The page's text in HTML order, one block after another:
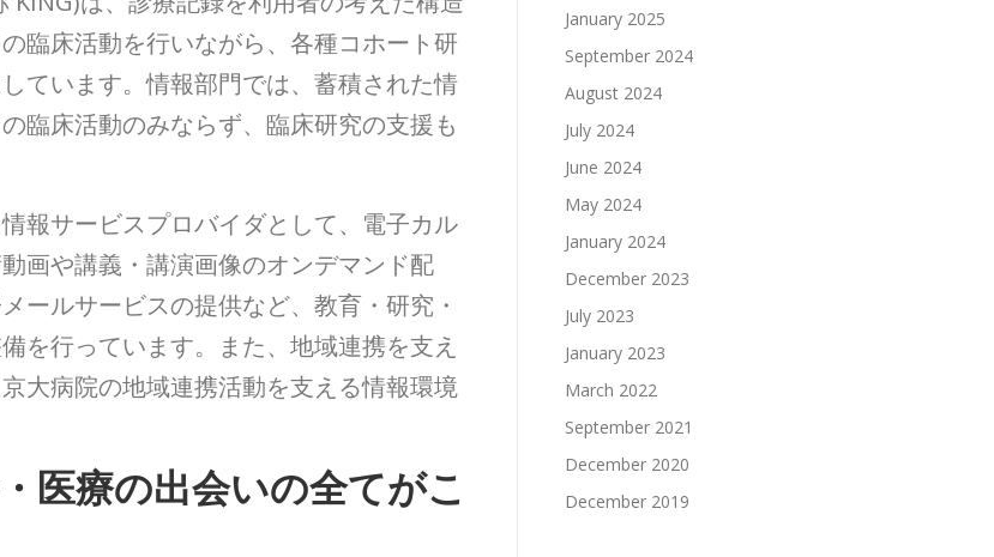
臨床活動を行いながら、各種コホート研
ています。情報部門では、蓄積された情
臨床活動のみならず、臨床研究の支援も
報サービスプロバイダとして、電子カル
画や講義・講演画像のオンデマンド配
ールサービスの提供など、教育・研究・
を行っています。また、地域連携を支え
大病院の地域連携活動を支える情報環境
医療の出会いの全てがこ
January 2025
September 2024
August 2024
July 2024
June 2024
May 2024
January 2024
December 2023
July 2023
January 2023
March 2022
September 2021
December 2020
December 2019